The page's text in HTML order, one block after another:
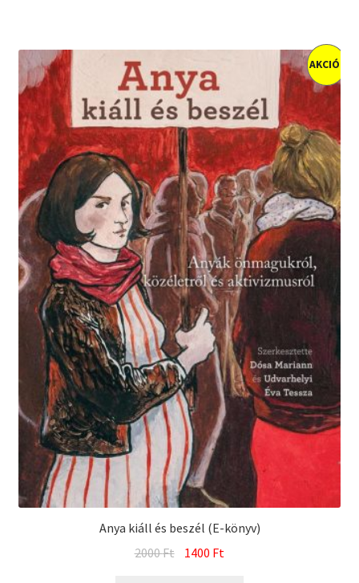
Anya kiáll és beszél (E-könyv)
AKCIÓ!
2000Ft Original
1400 Ft